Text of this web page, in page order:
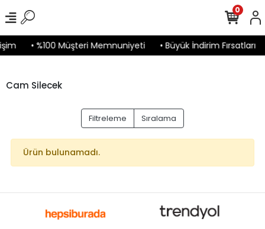
• %100 Müşteri Memnuniyeti • Büyük İndirim Fırsatları
0
Cam Silecek
Filtreleme Sıralama
Ürün bulunamadı.